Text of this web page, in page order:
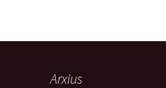
Arxius